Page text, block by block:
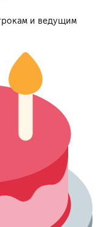
и ведущим